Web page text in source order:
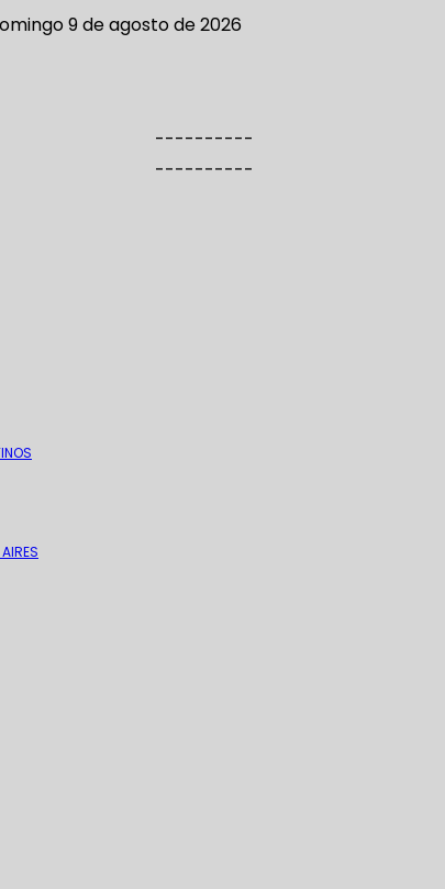
9 de agosto de 2026
----------
----------